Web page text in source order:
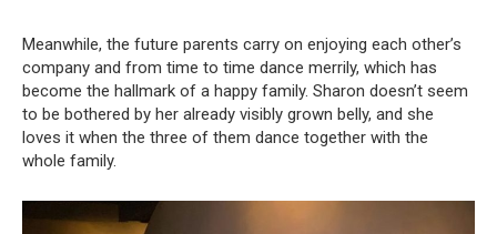
Meanwhile, the future parents carry on enjoying each other’s
company and from time to time dance merrily, which has
become the hallmark of a happy family. Sharon doesn’t seem
to be bothered by her already visibly grown belly, and she
loves it when the three of them dance together with the
whole family.